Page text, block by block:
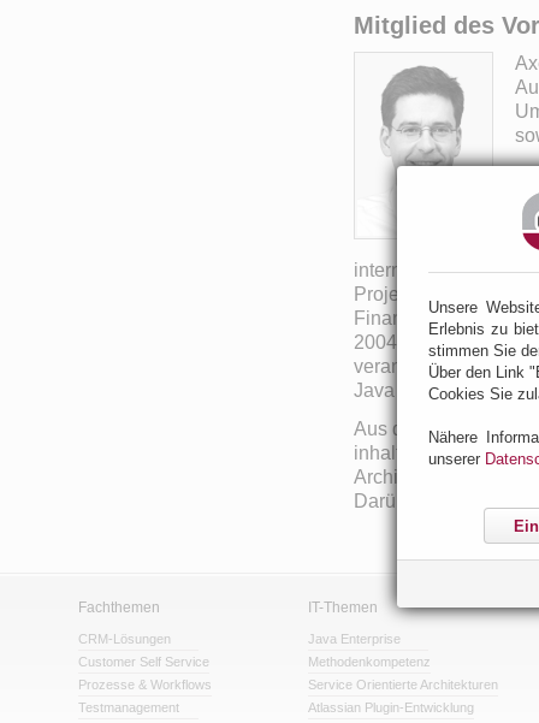
Mitglied des
internationalen
Projektleiter für
2004 baute er bei
verantwortlicher
Java Enterprise auf.
Aus der langjährigen
inhaltliche
Architekturen und
Darüber hinaus ist
Fachthemen
CRM-Lösungen
Customer Self Service
Prozesse & Workflows
Testmanagement
IT-Themen
Java Enterprise
Methodenkompetenz
Service Orientierte Architekturen
Atlassian Plugin-Entwicklung
Unsere
Erlebnis zu
stimmen Sie
Über den Link
Cookies Sie
Nähere
unserer